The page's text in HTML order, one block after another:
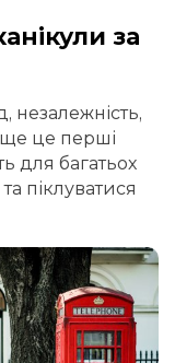
за
незалежність,
ще це перші
для багатьох
піклуватися